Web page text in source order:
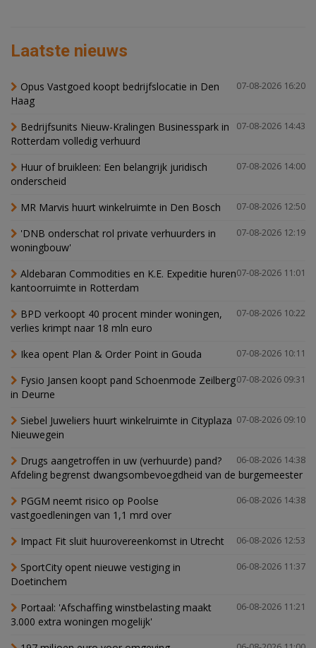
Laatste nieuws
07-08-2026 16:20
Opus Vastgoed koopt bedrijfslocatie in Den
Haag
07-08-2026 14:43
Bedrijfsunits Nieuw-Kralingen Businesspark in
Rotterdam volledig verhuurd
07-08-2026 14:00
Huur of bruikleen: Een belangrijk juridisch
onderscheid
07-08-2026 12:50
MR Marvis huurt winkelruimte in Den Bosch
07-08-2026 12:19
'DNB onderschat rol private verhuurders in
woningbouw'
07-08-2026 11:01
Aldebaran Commodities en K.E. Expeditie huren
kantoorruimte in Rotterdam
07-08-2026 10:22
BPD verkoopt 40 procent minder woningen,
verlies krimpt naar 18 mln euro
07-08-2026 10:11
Ikea opent Plan & Order Point in Gouda
07-08-2026 09:31
Fysio Jansen koopt pand Schoenmode Zeilberg
in Deurne
07-08-2026 09:10
Siebel Juweliers huurt winkelruimte in Cityplaza
Nieuwegein
06-08-2026 14:38
Drugs aangetroffen in uw (verhuurde) pand?
Afdeling begrenst dwangsombevoegdheid van de burgemeester
06-08-2026 14:38
PGGM neemt risico op Poolse
vastgoedleningen van 1,1 mrd over
06-08-2026 12:53
Impact Fit sluit huurovereenkomst in Utrecht
06-08-2026 11:37
SportCity opent nieuwe vestiging in
Doetinchem
06-08-2026 11:21
Portaal: 'Afschaffing winstbelasting maakt
3.000 extra woningen mogelijk'